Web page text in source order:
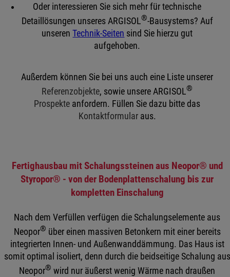
Oder interessieren Sie sich mehr für technische
Detaillösungen unseres ARGISOL®-Bausystems? Auf
unserenTechnik-Seiten sind Sie hierzu gut
aufgehoben.
Außerdem können Sie bei uns auch eine Liste unserer
Referenzobjekte, sowie unsere ARGISOL®
Prospekte anfordern. Füllen Sie dazu bitte das
Kontaktformularaus.
Fertighausbau mit Schalungssteinen aus Neopor® und
Styropor® - von der Bodenplattenschalung bis zur
kompletten Einschalung
Nach dem Verfüllen verfügen die Schalungselemente aus
Neopor® über einen massiven Betonkern mit einer bereits
integrierten Innen- und Außenwanddämmung. Das Haus ist
somit optimal isoliert, denn durch die beidseitige Schalung aus
Neopor® wird nur äußerst wenig Wärme nach draußen